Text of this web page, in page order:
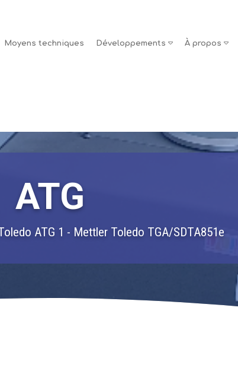
Moyens techniques Développements À propos
ATG
ATG 1 - Mettler Toledo TGA/SDTA851e